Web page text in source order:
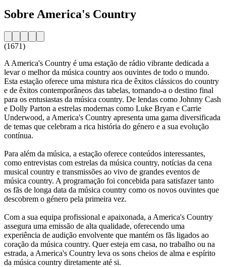
Sobre America's Country
(1671)
A America's Country é uma estação de rádio vibrante dedicada a
levar o melhor da música country aos ouvintes de todo o mundo.
Esta estação oferece uma mistura rica de êxitos clássicos do country
e de êxitos contemporâneos das tabelas, tornando-a o destino final
para os entusiastas da música country. De lendas como Johnny Cash
e Dolly Parton a estrelas modernas como Luke Bryan e Carrie
Underwood, a America's Country apresenta uma gama diversificada
de temas que celebram a rica história do género e a sua evolução
contínua.
Para além da música, a estação oferece conteúdos interessantes,
como entrevistas com estrelas da música country, notícias da cena
musical country e transmissões ao vivo de grandes eventos de
música country. A programação foi concebida para satisfazer tanto
os fãs de longa data da música country como os novos ouvintes que
descobrem o género pela primeira vez.
Com a sua equipa profissional e apaixonada, a America's Country
assegura uma emissão de alta qualidade, oferecendo uma
experiência de audição envolvente que mantém os fãs ligados ao
coração da música country. Quer esteja em casa, no trabalho ou na
estrada, a America's Country leva os sons cheios de alma e espírito
da música country diretamente até si.